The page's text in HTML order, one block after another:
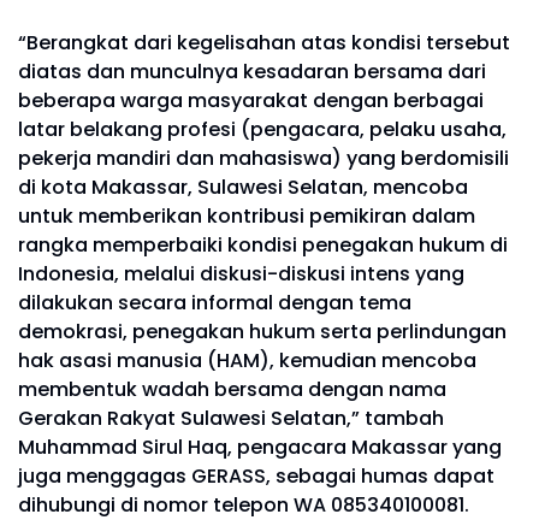
“Berangkat dari kegelisahan atas kondisi tersebut
diatas dan munculnya kesadaran bersama dari
beberapa warga masyarakat dengan berbagai
latar belakang profesi (pengacara, pelaku usaha,
pekerja mandiri dan mahasiswa) yang berdomisili
di kota Makassar, Sulawesi Selatan, mencoba
untuk memberikan kontribusi pemikiran dalam
rangka memperbaiki kondisi penegakan hukum di
Indonesia, melalui diskusi-diskusi intens yang
dilakukan secara informal dengan tema
demokrasi, penegakan hukum serta perlindungan
hak asasi manusia (HAM), kemudian mencoba
membentuk wadah bersama dengan nama
Gerakan Rakyat Sulawesi Selatan,” tambah
Muhammad Sirul Haq, pengacara Makassar yang
juga menggagas GERASS, sebagai humas dapat
dihubungi di nomor telepon WA 085340100081.